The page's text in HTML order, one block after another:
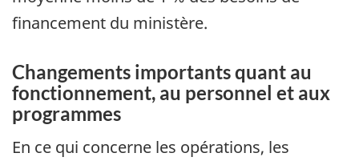
financement du ministère.
Changements importants quant au
fonctionnement, au personnel et aux
programmes
En ce qui concerne les opérations, les